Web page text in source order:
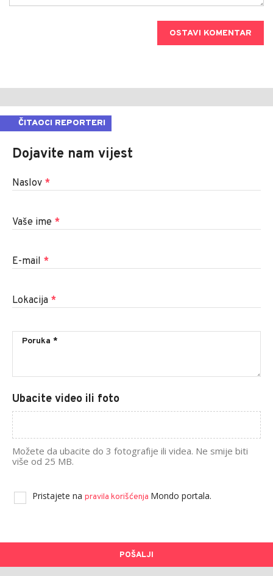
OSTAVI KOMENTAR
ČITAOCI REPORTERI
Dojavite nam vijest
Naslov *
Vaše ime *
E-mail *
Lokacija *
Ubacite video ili foto
Možete da ubacite do 3 fotografije ili videa. Ne smije biti
više od 25 MB.
Pristajete na pravila korišćenja Mondo portala.
POŠALJI